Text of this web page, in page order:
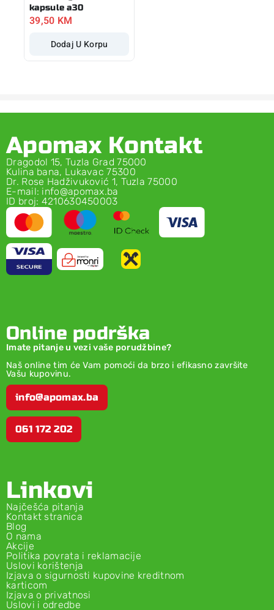
kapsule a30
39,50 KM
Dodaj U Korpu
Apomax Kontakt
Dragodol 15, Tuzla Grad 75000
Kulina bana, Lukavac 75300
Dr. Rose Hadživuković 1, Tuzla 75000
E-mail: info@apomax.ba
ID broj: 4210630450003
Online podrška
Imate pitanje u vezi vaše porudžbine?
Naš online tim će Vam pomoći da brzo i efikasno završite
Vašu kupovinu.
info@apomax.ba
061 172 202
Linkovi
Najčešća pitanja
Kontakt stranica
Blog
O nama
Akcije
Politika povrata i reklamacije
Uslovi korištenja
Izjava o sigurnosti kupovine kreditnom
karticom
Izjava o privatnosi
Uslovi i odredbe